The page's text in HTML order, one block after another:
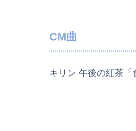
CM曲
キリン 午後の紅茶